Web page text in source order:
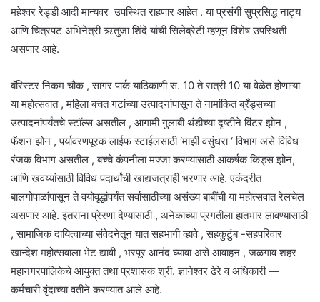
महेश्वर रेड्डी आदी मान्यवर उपस्थित राहणार आहेत . या प्रसंगी सुप्रसिद्ध नाट्य
आणि चित्रपट अभिनेत्री ऋतुजा शिंदे यांची सिलेब्रेटी म्हणून विशेष उपस्थिती
असणार आहे.
बॅरिस्टर निकम चौक , सागर पार्क याठिकाणी स. 10 ते रात्री 10 या वेळेत होणाऱ्या
या महोत्सवात , महिला बचत गटांच्या उत्पादनांपासून ते नामांकित ब्रँड्सच्या
उत्पादनांपर्यंतचे स्टॉल्स असतील , आगामी गुलाबी थंडीच्या दृष्टीने विंटर झोन ,
फॅशन झोन , पर्यावरणपूरक लाईफ स्टाईलसाठी ‘माझी वसुंधरा ‘ विभाग असे विविध
रंजक विभाग असतील , बच्चे कंपनीला मज्जा करण्यासाठी आकर्षक किड्स झोन,
आणि खवय्यांसाठी विविध पदार्थांची खाद्यजत्राही भरणार आहे. एकंदरीत
बालगोपाळांपासून ते वयोवृद्धांपर्यंत सर्वांसाठीच्या असंख्य बाबींची या महोत्सवात रेलचेल
असणार आहे. इतरांना प्रेरणा देण्यासाठी , अनेकांच्या प्रगतीला हातभार लावण्यासाठी
, सामाजिक दायित्वाच्या संवेदनेतून यात सहभागी व्हावे , सहकुटुंब -सहपरिवार
खान्देश महोत्सवाला भेट द्यावी , भरपूर आनंद घ्यावा असे आवाहन , जळगाव शहर
महानगरपालिकेचे आयुक्त तथा प्रशासक श्री. ज्ञानेश्वर ढेरे व अधिकारी —
कर्मचारी वृंदाच्या वतीने करण्यात आले आहे.